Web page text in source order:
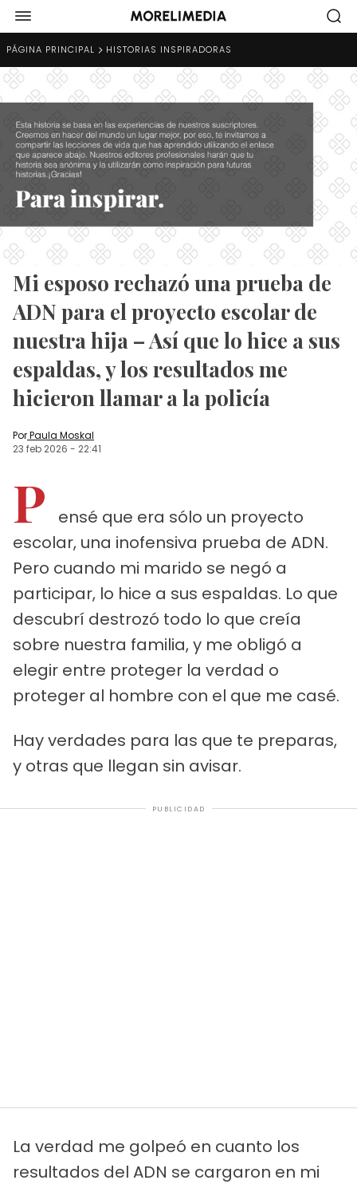
PÁGINA PRINCIPAL HISTORIAS INSPIRADORAS
Mi esposo rechazó una prueba de
ADN para el proyecto escolar de
nuestra hija – Así que lo hice a sus
espaldas, y los resultados me
hicieron llamar a la policía
PorPaula Moskal
23 feb 2026 - 22:41
P
ensé que era sólo un proyecto
escolar, una inofensiva prueba de ADN.
Pero cuando mi marido se negó a
participar, lo hice a sus espaldas. Lo que
descubrí destrozó todo lo que creía
sobre nuestra familia, y me obligó a
elegir entre proteger la verdad o
proteger al hombre con el que me casé.
Hay verdades para las que te preparas,
y otras que llegan sin avisar.
PUBLICIDAD
La verdad me golpeó en cuanto los
resultados del ADN se cargaron en mi